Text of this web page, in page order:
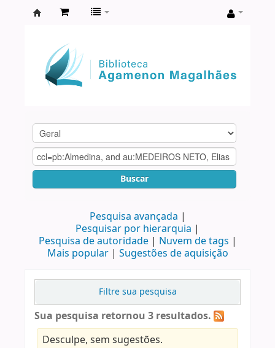
Agamenon
Magalhães
Buscar
Pesquisa avançada
Pesquisar por hierarquia
Pesquisa de autoridade
Nuvem de tags
Mais popular
Sugestões de aquisição
Filtre sua pesquisa
Sua pesquisa retornou 3 resultados.
Desculpe, sem sugestões.